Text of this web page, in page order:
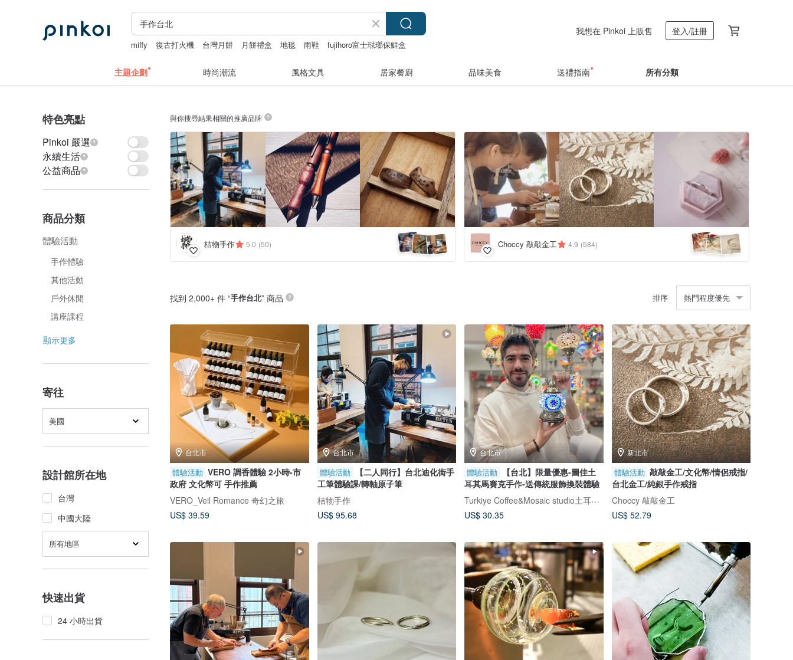
miffy 復古打火機 台灣月餅 月餅禮盒 地毯 雨鞋
fujihoro富士琺瑯保鮮盒
我想在 Pinkoi 上販售 登入/註冊
主題企劃 時尚潮流 風格文具 居家餐廚 品味美食 送禮指南 所有分類
特色亮點
Pinkoi 嚴選
永續生活
公益商品
商品分類
體驗活動
手作體驗
其他活動
戶外休閒
講座課程
顯示更多
寄往
美國
設計館所在地
台灣
中國大陸
所有地區
快速出貨
24 小時出貨
與你搜尋結果相關的推廣品牌
桔物手作 5.0 (50) Choccy 敲敲金工 4.9 (584)
找到 2,000+ 件 “手作台北” 商品 排序 熱門程度優先
台北市
體驗活動 VERO 調香體驗 2小時-市
政府 文化幣可 手作推薦
VERO_Veil Romance 奇幻之旅
US$ 39.59
台北市
體驗活動
【二人同行】台北迪化街手
工筆體驗課/轉軸原子筆
桔物手作
US$ 95.68
台北市
體驗活動
【台北】限量優惠-圖佳土
耳其馬賽克手作-送傳統服飾換裝體驗
Turkiye Coffee&Mosaic studio土耳其咖啡與馬賽克燈工作坊
US$ 30.35
新北市
體驗活動 敲敲金工/文化幣/情侶戒指/
台北金工/純銀手作戒指
Choccy 敲敲金工
US$ 52.79